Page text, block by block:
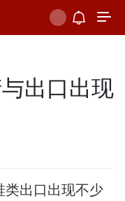
出口出现
类出口出现不少